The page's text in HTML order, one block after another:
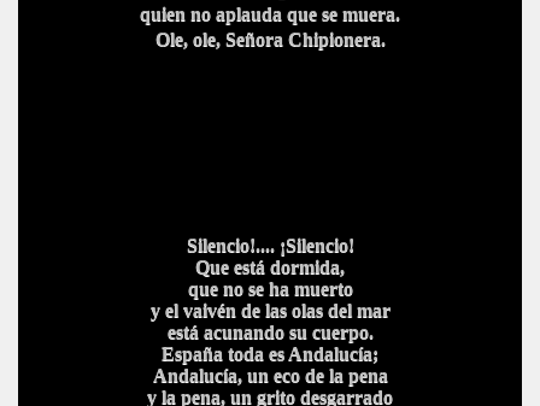
quien no aplauda que se muera.
Ole, ole, Señora Chipionera.
Silencio!.... ¡Silencio!
Que está dormida,
que no se ha muerto
y el vaivén de las olas del mar
está acunando su cuerpo.
España toda es Andalucía;
Andalucía, un eco de la pena
y la pena, un grito desgarrado